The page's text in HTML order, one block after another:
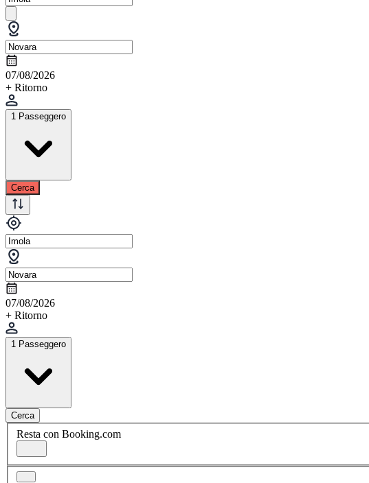
07/08/2026
+ Ritorno
1 Passeggero
Cerca
07/08/2026
+ Ritorno
1 Passeggero
Cerca
Resta con Booking.com